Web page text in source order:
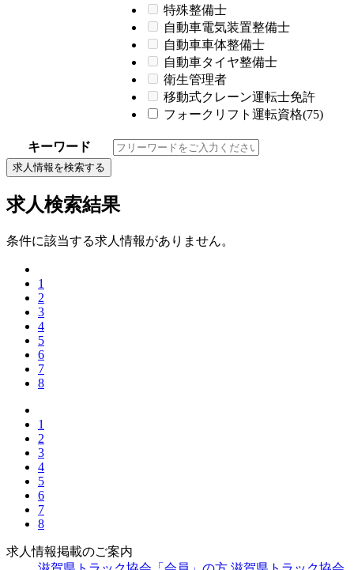
特殊整備士
自動車電気装置整備士
自動車車体整備士
自動車タイヤ整備士
衛生管理者
移動式クレーン運転士免許
フォークリフト運転資格(75)
キーワード
求人情報を検索する
求人検索結果
条件に該当する求人情報がありません。
1
2
3
4
5
6
7
8
1
2
3
4
5
6
7
8
求人情報掲載のご案内